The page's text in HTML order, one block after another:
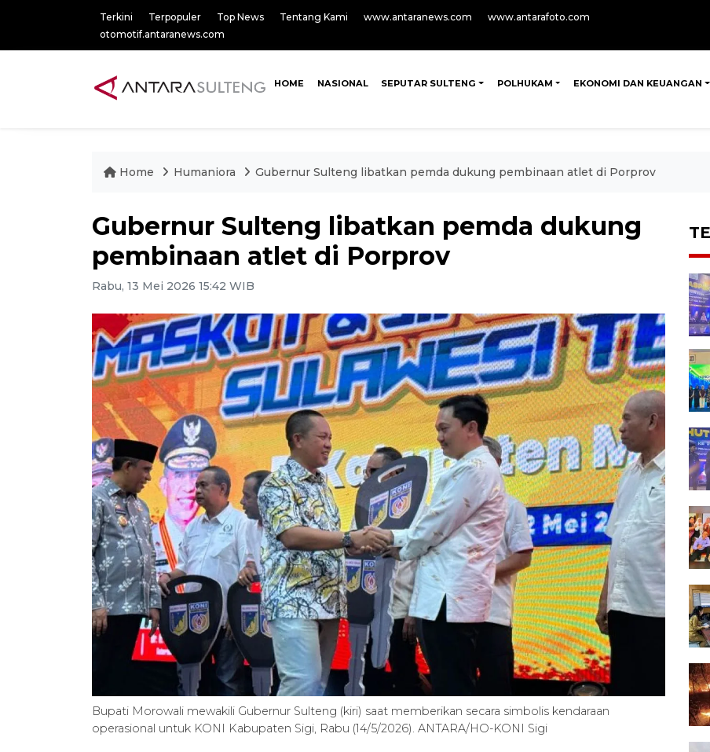
Terkini Terpopuler Top News Tentang Kami www.antaranews.com
www.antarafoto.com
otomotif.antaranews.com
HOME NASIONAL SEPUTAR SULTENG POLHUKAM EKONOMI DAN KEUANGAN
Home Humaniora Gubernur Sulteng libatkan pemda dukung pembinaan atlet di Porprov
Gubernur Sulteng libatkan pemda dukung
pembinaan atlet di Porprov
Rabu, 13 Mei 2026 15:42 WIB
Bupati Morowali mewakili Gubernur Sulteng (kiri) saat memberikan secara simbolis kendaraan
operasional untuk KONI Kabupaten Sigi, Rabu (14/5/2026). ANTARA/HO-KONI Sigi